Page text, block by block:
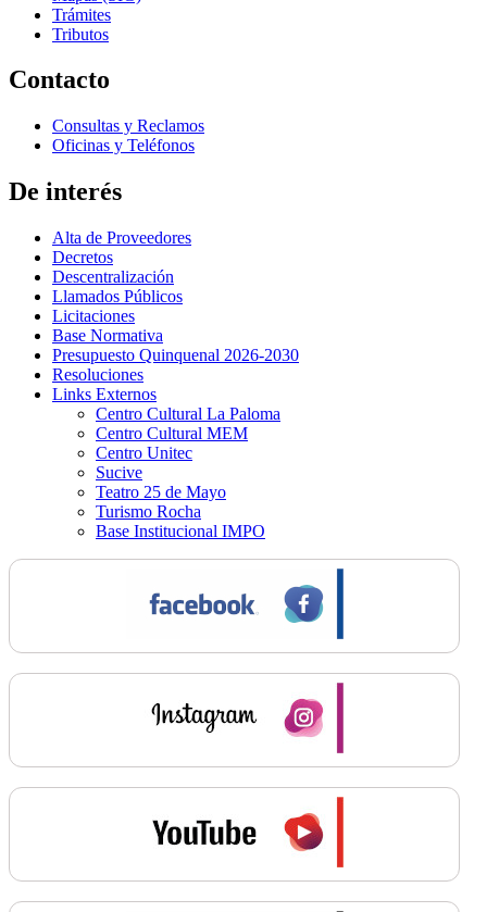
Trámites
Tributos
Contacto
Consultas y Reclamos
Oficinas y Teléfonos
De interés
Alta de Proveedores
Decretos
Descentralización
Llamados Públicos
Licitaciones
Base Normativa
Presupuesto Quinquenal 2026-2030
Resoluciones
Links Externos
Centro Cultural La Paloma
Centro Cultural MEM
Centro Unitec
Sucive
Teatro 25 de Mayo
Turismo Rocha
Base Institucional IMPO